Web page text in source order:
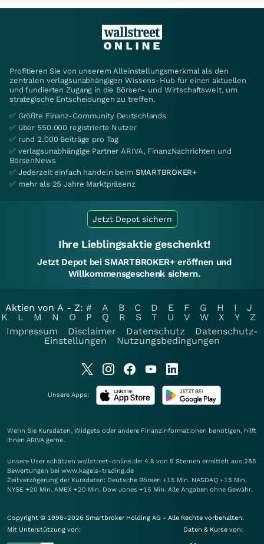
Profitieren Sie von unserem Alleinstellungsmerkmal als den
zentralen verlagsunabhängigen Wissens-Hub für einen aktuellen
und fundierten Zugang in die Börsen- und Wirtschaftswelt, um
strategische Entscheidungen zu treffen.
✅ Größte Finanz-Community Deutschlands
✅ über 550.000 registrierte Nutzer
✅ rund 2.000 Beiträge pro Tag
✅ verlagsunabhängige Partner ARIVA, FinanzNachrichten und
BörsenNews
✅ Jederzeit einfach handeln beim SMARTBROKER+
✅ mehr als 25 Jahre Marktpräsenz
Jetzt Depot sichern
Ihre Lieblingsaktie geschenkt!
Jetzt Depot bei SMARTBROKER+ eröffnen und
Willkommensgeschenk sichern.
Aktien von A - Z: # A B C D E F G H I
J
K
L M N O P Q R S T U V W X Y
Z
Impressum
Disclaimer Datenschutz
Datenschutz-
Einstellungen
Nutzungsbedingungen
Unsere Apps:
Wenn Sie Kursdaten, Widgets oder andere Finanzinformationen benötigen, hilft
Ihnen ARIVA gerne.
Unsere User schätzen wallstreet-online.de: 4.8 von 5 Sternen ermittelt aus 285
Bewertungen bei www.kagels-trading.de
Zeitverzögerung der Kursdaten: Deutsche Börsen +15 Min. NASDAQ +15 Min.
NYSE +20 Min. AMEX +20 Min. Dow Jones +15 Min. Alle Angaben ohne Gewähr.
Copyright © 1998-2026 Smartbroker Holding AG - Alle Rechte vorbehalten.
Mit Unterstützung von:
Daten & Kurse von: